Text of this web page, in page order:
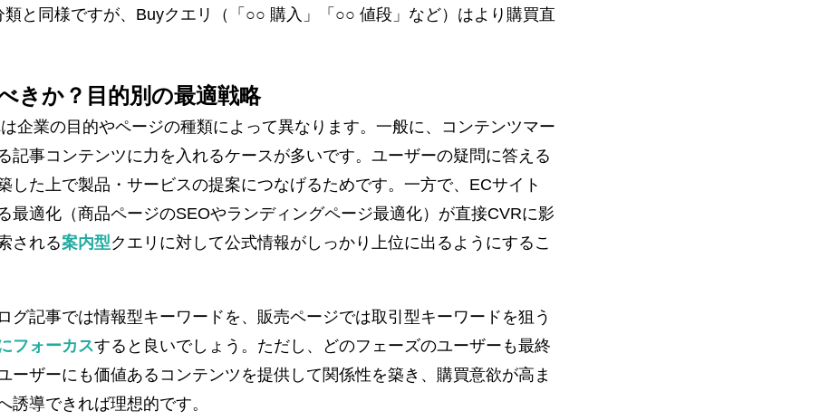
と同様ですが、Buyクエリ（「○○ 購入」「○○ 値段」など）はより購買直
きか？目的別の最適戦略
企業の目的やページの種類によって異なります。一般に、コンテンツマー
記事コンテンツに力を入れるケースが多いです。ユーザーの疑問に答える
した上で製品・サービスの提案につなげるためです。一方で、ECサイト
最適化（商品ページのSEOやランディングページ最適化）が直接CVRに影
される案内型クエリに対して公式情報がしっかり上位に出るようにするこ
グ記事では情報型キーワードを、販売ページでは取引型キーワードを狙う
フォーカスすると良いでしょう。ただし、どのフェーズのユーザーも最終
ーザーにも価値あるコンテンツを提供して関係性を築き、購買意欲が高ま
誘導できれば理想的です。